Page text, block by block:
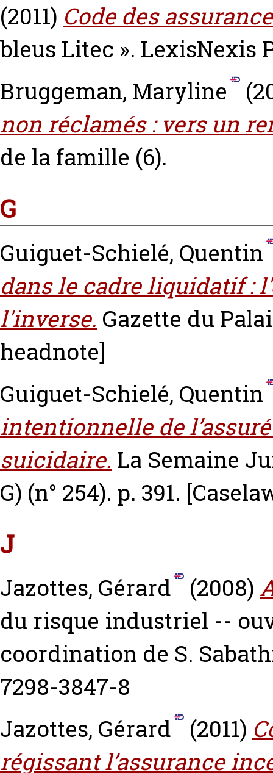
(2011) Code des
bleus Litec ». LexisNexis
Bruggeman, Maryline
non réclamés : vers un
de la famille (6).
G
Guiguet-Schielé, Quentin
dans le cadre liquidatif :
l'inverse. Gazette du
headnote]
Guiguet-Schielé, Quentin
intentionnelle de
suicidaire. La Semaine
G) (n° 254). p. 391.
J
Jazottes, Gérard (2008)
du risque industriel --
coordination de S.
7298-3847-8
Jazottes, Gérard
(2011)
régissant l’assurance